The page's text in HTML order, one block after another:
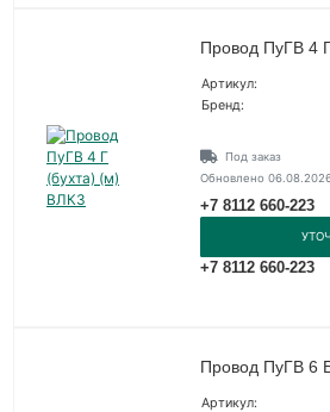
Провод ПуГВ 4
Артикул:
Бренд:
Под заказ
Обновлено
+7 8112 660-223
+7 8112 660-223
Провод ПуГВ 6
Артикул: